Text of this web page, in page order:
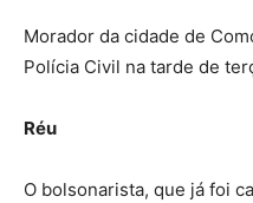
Morador da cidade de
Polícia Civil na tarde de
Réu
O bolsonarista, que já foi